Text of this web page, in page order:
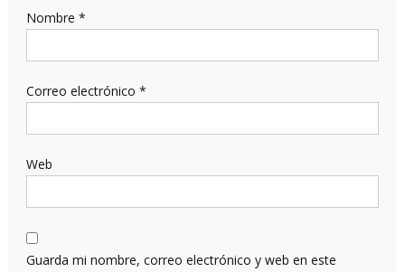
Nombre *
Correo electrónico *
Web
Guarda mi nombre, correo electrónico y web en este